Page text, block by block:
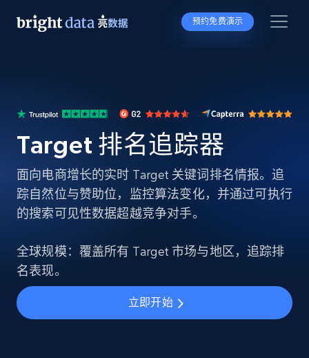
预约免费演示
Target 排名追踪器
面向电商增长的实时 Target 关键词排名情报。追
踪自然位与赞助位，监控算法变化，并通过可执行
的搜索可见性数据超越竞争对手。
全球规模：覆盖所有 Target 市场与地区，追踪排
名表现。
立即开始